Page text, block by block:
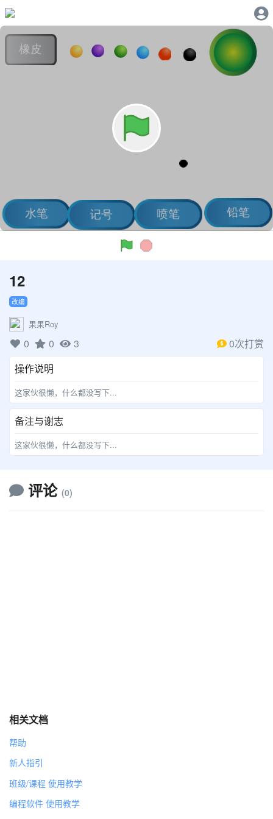
12
改编
果果Roy
0 0 3
0次打赏
操作说明
这家伙很懒，什么都没写下...
备注与谢志
这家伙很懒，什么都没写下...
评论 (0)
相关文档
帮助
新人指引
班级/课程 使用教学
编程软件 使用教学